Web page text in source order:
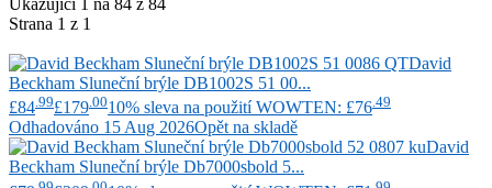
Strana 1 z 1
David
Beckham Sluneční brýle DB1002S 51 00...
£84 .99£179 .0010% sleva na použití WOWTEN: £76 .49
Odhadováno 15 Aug 2026Opět na skladě
David
Beckham Sluneční brýle Db7000sbold 5...